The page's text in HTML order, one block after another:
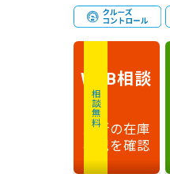
相談無料
WEB相談
最新の在庫
状況を確認